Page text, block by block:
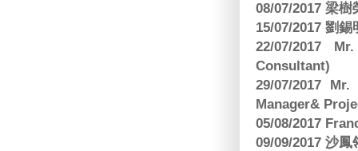
08/07/2017 梁
15/07/2017 劉
22/07/2017
Consultant)
29/07/2017
Manager&
05/08/2017
09/09/2017 沙